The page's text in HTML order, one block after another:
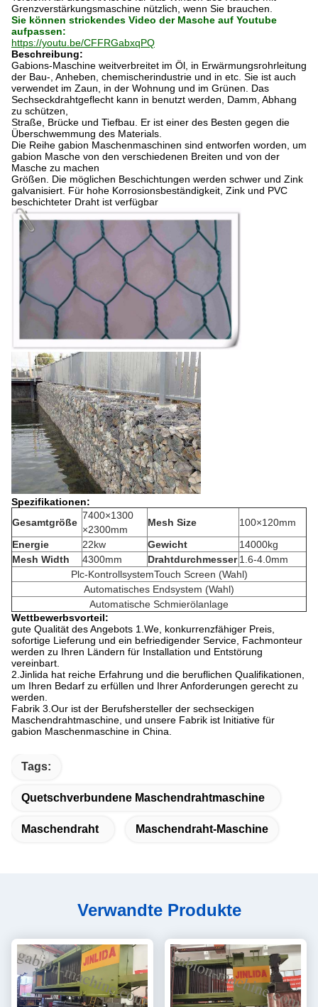
Grenzverstärkungsmaschine nützlich, wenn Sie brauchen.
Sie können strickendes Video der Masche auf Youtube
aufpassen:
https://youtu.be/CFFRGabxqPQ
Beschreibung:
Gabions-Maschine weitverbreitet im Öl, in Erwärmungsrohrleitung
der Bau-, Anheben, chemischerindustrie und in etc. Sie ist auch
verwendet im Zaun, in der Wohnung und im Grünen. Das
Sechseckdrahtgeflecht kann in benutzt werden, Damm, Abhang
zu schützen,
Straße, Brücke und Tiefbau. Er ist einer des Besten gegen die
Überschwemmung des Materials.
Die Reihe gabion Maschenmaschinen sind entworfen worden, um
gabion Masche von den verschiedenen Breiten und von der
Masche zu machen
Größen. Die möglichen Beschichtungen werden schwer und Zink
galvanisiert. Für hohe Korrosionsbeständigkeit, Zink und PVC
beschichteter Draht ist verfügbar
Spezifikationen:
Gesamtgröße
7400×1300
×2300mm
Mesh Size
100×120mm
Energie
22kw Gewicht
14000kg
Mesh Width
4300mm Drahtdurchmesser 1.6-4.0mm
Plc-KontrollsystemTouch Screen (Wahl)
Automatisches Endsystem (Wahl)
Automatische Schmierölanlage
Wettbewerbsvorteil:
gute Qualität des Angebots 1.We, konkurrenzfähiger Preis,
sofortige Lieferung und ein befriedigender Service, Fachmonteur
werden zu Ihren Ländern für Installation und Entstörung
vereinbart.
2.Jinlida hat reiche Erfahrung und die beruflichen Qualifikationen,
um Ihren Bedarf zu erfüllen und Ihrer Anforderungen gerecht zu
werden.
Fabrik 3.Our ist der Berufshersteller der sechseckigen
Maschendrahtmaschine, und unsere Fabrik ist Initiative für
gabion Maschenmaschine in China.
Tags:
Quetschverbundene Maschendrahtmaschine
Maschendraht Maschendraht-Maschine
Verwandte Produkte